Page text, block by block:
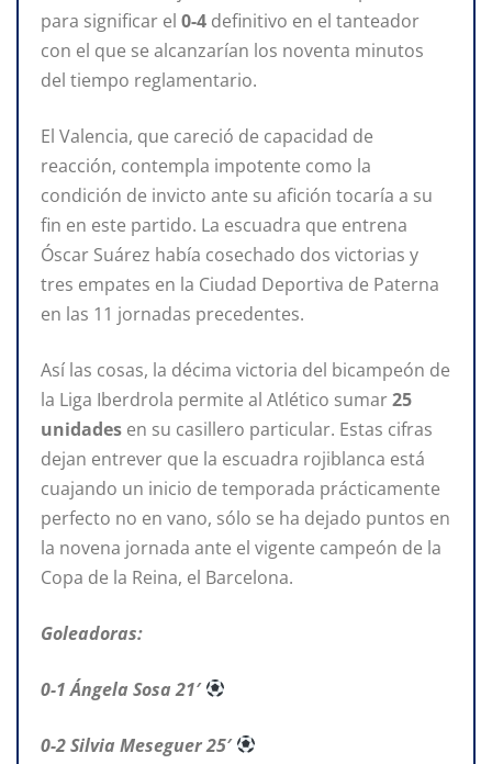
para significar el 0-4 definitivo en el tanteador
con el que se alcanzarían los noventa minutos
del tiempo reglamentario.
El Valencia, que careció de capacidad de
reacción, contempla impotente como la
condición de invicto ante su afición tocaría a su
fin en este partido. La escuadra que entrena
Óscar Suárez había cosechado dos victorias y
tres empates en la Ciudad Deportiva de Paterna
en las 11 jornadas precedentes.
Así las cosas, la décima victoria del bicampeón de
la Liga Iberdrola permite al Atlético sumar25
unidades en su casillero particular. Estas cifras
dejan entrever que la escuadra rojiblanca está
cuajando un inicio de temporada prácticamente
perfecto no en vano, sólo se ha dejado puntos en
la novena jornada ante el vigente campeón de la
Copa de la Reina, el Barcelona.
Goleadoras:
0-1 Ángela Sosa 21′
0-2 Silvia Meseguer 25′